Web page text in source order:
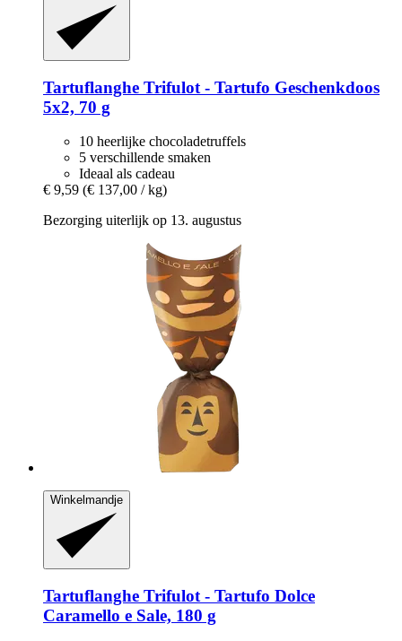
Tartuflanghe Trifulot -​ Tartufo Geschenkdoos
5x2, 70 g
10 heerlijke chocoladetruffels
5 verschillende smaken
Ideaal als cadeau
€ 9,59 (€ 137,00 / kg)
Bezorging uiterlijk op 13. augustus
Winkelmandje
Tartuflanghe Trifulot -​ Tartufo Dolce
Caramello e Sale, 180 g